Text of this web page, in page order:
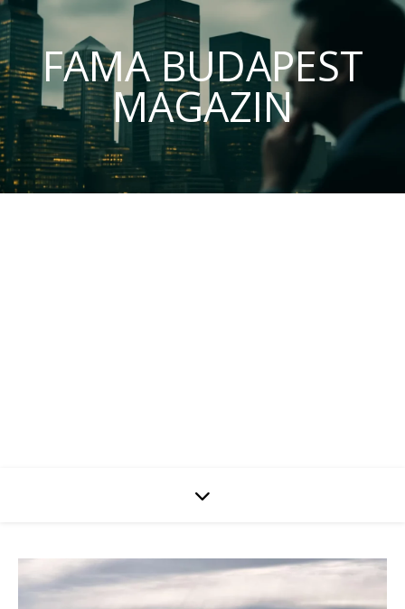
FAMA BUDAPEST
MAGAZIN